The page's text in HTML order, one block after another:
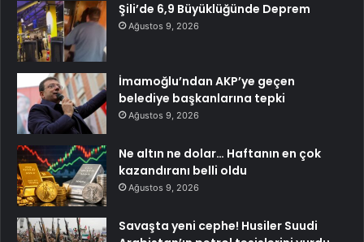
Şili’de 6,9 Büyüklüğünde Deprem
Ağustos 9, 2026
İmamoğlu’ndan AKP’ye geçen
belediye başkanlarına tepki
Ağustos 9, 2026
Ne altın ne dolar… Haftanın en çok
kazandıranı belli oldu
Ağustos 9, 2026
Savaşta yeni cephe! Husiler Suudi